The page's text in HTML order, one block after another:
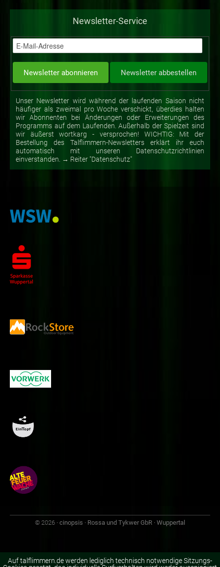
Newsletter-Service
Unser Newsletter wird während der laufenden Saison nicht
häufiger als zweimal pro Woche verschickt, überdies halten
wir Abonnenten bei Änderungen oder Erweiterungen des
Programms auf dem Laufenden. Außerhalb der Spielzeit sind
wir äußerst wortkarg - versprochen! WICHTIG: Mit der
Bestellung des Talflimmern-Newsletters erklärt ihr euch
automatisch mit unseren Datenschutzrichtlinien
einverstanden. → Reiter "Datenschutz"
© 2026 · cinopsis · Rossa und Tykwer GbR · Wuppertal
Auf talflimmern.de werden lediglich technisch notwendige Sitzungs-